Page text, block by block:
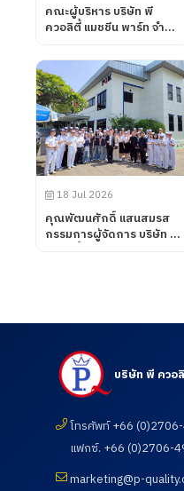
คณะผู้บริหาร บริษัท พี
ควอลิตี้ แมชชีน พาร์ท จำกัด
วิทยาลัยการอาชีพโนน
ดินแดง จังหวัดบุรีรัมย์ เข้า
นิเทศการฝึกอาชีพของ
นักศึกษา เมื่อวันที่ 7
สิงหาคม 2569
18 Jul 2026
คุณพัฒนศักดิ์ แสนสมรส
กรรมการผู้จัดการ บริษัท พี
สาขาวิศวกรรมการผลิต
อัตโนมัติ และสาขา
วิศวกรรมการจัดการ
อุตสาหกรรม คณะ
มหาวิทยาลัย ราชภัฏราช
นครินทร์ จังหวัดฉะเชิงเทรา
เมื่อวันที่ 18 กรกฎาคม
2569
บริษัท พี ควอ
โทรศัพท์ +66
แฟกซ์. +66 (0)2706-
marketing@p-